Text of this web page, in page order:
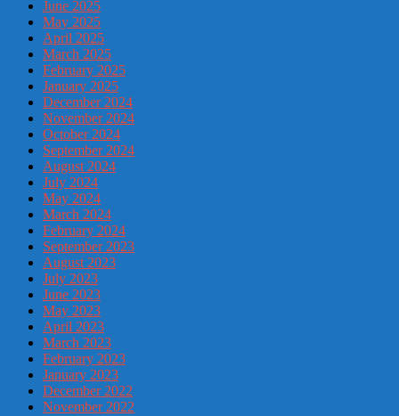
June 2025
May 2025
April 2025
March 2025
February 2025
January 2025
December 2024
November 2024
October 2024
September 2024
August 2024
July 2024
May 2024
March 2024
February 2024
September 2023
August 2023
July 2023
June 2023
May 2023
April 2023
March 2023
February 2023
January 2023
December 2022
November 2022